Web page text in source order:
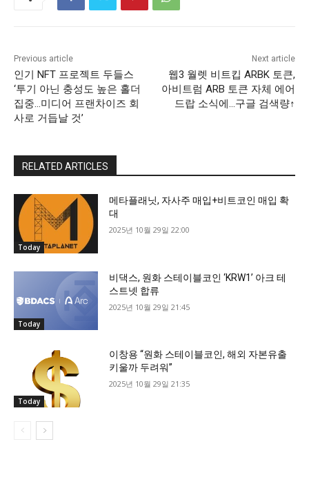
Previous article
인기 NFT 프로젝트 두들스
‘투기 아닌 충성도 높은 홀더
집중…미디어 프랜차이즈 회
사로 거듭날 것’
Next article
웹3 월렛 비트킵 ARBK 토큰,
아비트럼 ARB 토큰 자체 에어
드랍 소식에…구글 검색량↑
RELATED ARTICLES
Today
메타플래닛, 자사주 매입+비트코인 매입 확
대
2025년 10월 29일 22:00
Today
비댁스, 원화 스테이블코인 ‘KRW1’ 아크 테
스트넷 합류
2025년 10월 29일 21:45
Today
이창용 “원화 스테이블코인, 해외 자본유출
키울까 두려워”
2025년 10월 29일 21:35